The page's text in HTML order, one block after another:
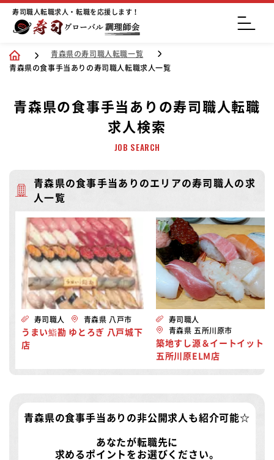
寿司職人転職求人・転職を応援します！
青森県の寿司職人転職一覧
青森県の食事手当ありの寿司職人転職求人一覧
青森県の食事手当ありの寿司職人転職
求人検索
JOB SEARCH
青森県の食事手当ありのエリアの寿司職人の求
人一覧
寿司職人 青森県 八戸市
うまい鮨勘 ゆとろぎ 八戸城下
店
寿司職人
青森県 五所川原市
築地すし源＆イートイット！
五所川原ELM店
青森県の食事手当ありの非公開求人 も紹介可能☆
あなたが転職先に
求めるポイントをお選びください。